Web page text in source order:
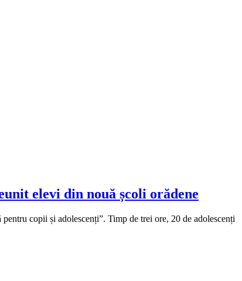
elevi din nouă școli orădene
copii și adolescenți”. Timp de trei ore, 20 de adolescenți